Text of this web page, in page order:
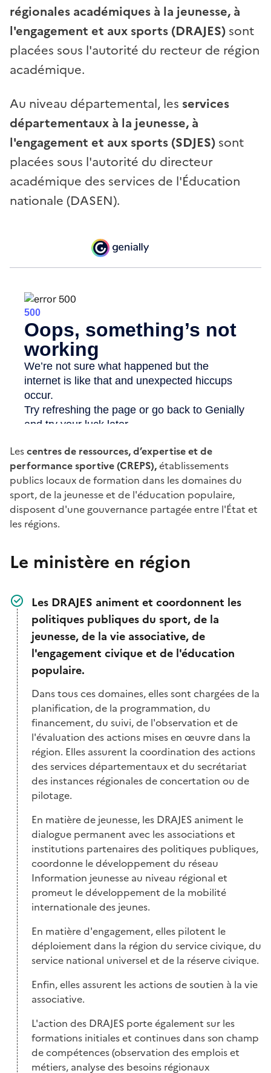
régionales académiques à la jeunesse, à
l'engagement et aux sports (DRAJES) sont
placées sous l'autorité du recteur de région
académique.
Au niveau départemental, les services
départementaux à la jeunesse, à
l'engagement et aux sports (SDJES) sont
placées sous l'autorité du directeur
académique des services de l'Éducation
nationale (DASEN).
Lescentres de ressources, d’expertise et de
performance sportive (CREPS),établissements
publics locaux de formation dans les domaines du
sport, de la jeunesse et de l'éducation populaire,
disposent d'une gouvernance partagée entre l'État et
les régions.
Le ministère en région
Les DRAJES animent et coordonnent les
politiques publiques du sport, de la
jeunesse, de la vie associative, de
l'engagement civique et de l'éducation
populaire.
Dans tous ces domaines, elles sont chargées de la
planification, de la programmation, du
financement, du suivi, de l'observation et de
l'évaluation des actions mises en œuvre dans la
région. Elles assurent la coordination des actions
des services départementaux et du secrétariat
des instances régionales de concertation ou de
pilotage.
En matière de jeunesse, les DRAJES animent le
dialogue permanent avec les associations et
institutions partenaires des politiques publiques,
coordonne le développement du réseau
Information jeunesse au niveau régional et
promeut le développement de la mobilité
internationale des jeunes.
En matière d'engagement, elles pilotent le
déploiement dans la région du service civique, du
service national universel et de la réserve civique.
Enfin, elles assurent les actions de soutien à la vie
associative.
L'action des DRAJES porte également sur les
formations initiales et continues dans son champ
de compétences (observation des emplois et
métiers, analyse des besoins régionaux